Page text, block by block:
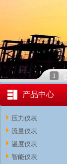
1
产品中心
压力仪表
流量仪表
温度仪表
智能仪表